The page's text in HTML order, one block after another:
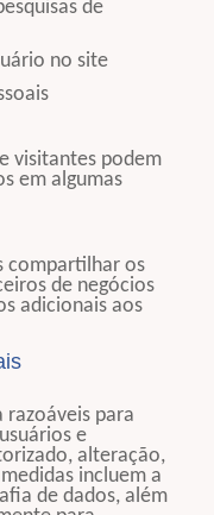
de
no site
visitantes podem
em algumas
compartilhar os
de negócios
adicionais aos
razoáveis para
e
alteração,
incluem a
de dados, além